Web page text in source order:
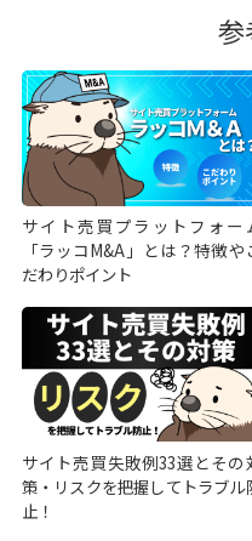
参
サイト売買プラットフォー
「ラッコM&A」とは？特徴や
だわりポイント
サイト売買失敗例33選とその
策・リスクを把握してトラブル
止！